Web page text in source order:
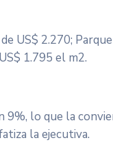
US$ 2.270;
1.795 el m2.
lo que la
la ejecutiva.